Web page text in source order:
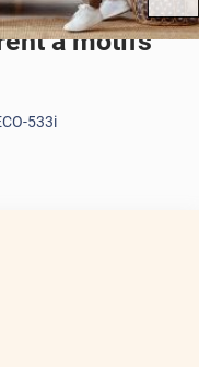
à motifs
533i